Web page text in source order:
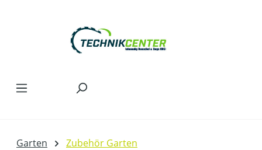
Garten Zubehör Garten